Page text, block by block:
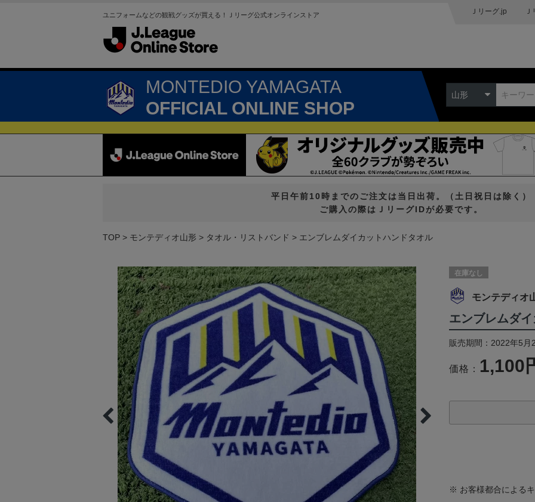
ユニフォームなどの観戦グッズが買える！Ｊリーグ公式オンラインストア Ｊリーグ.jp
MONTEDIO YAMAGATA
OFFICIAL ONLINE SHOP
山形
平日午前10時までのご注文は当日出荷。（土日祝日は除く）
ご購入の際はＪリーグIDが必要です。
TOP モンテディオ山形 タオル・リストバンド エンブレムダイカットハンドタオル
在庫なし
モンテディオ
エンブレムダ
販売期間：2022年5
価格： 1,100
※ お客様都合による